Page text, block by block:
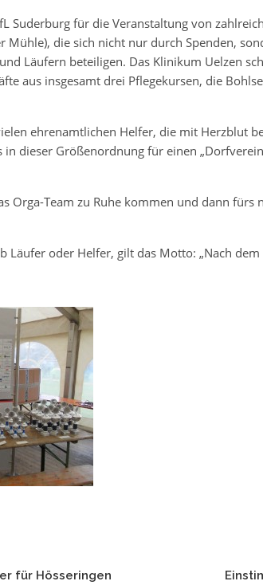
Suderburg für die Veranstaltung von
Mühle), die sich nicht nur durch Spenden,
Läufern beteiligen. Das Klinikum Uelzen
aus insgesamt drei Pflegekursen, die
ehrenamtlichen Helfer, die mit Herzblut
dieser Größenordnung für einen
Orga-Team zu Ruhe kommen und dann fürs
Läufer oder Helfer, gilt das Motto: „Nach
für Hösseringen